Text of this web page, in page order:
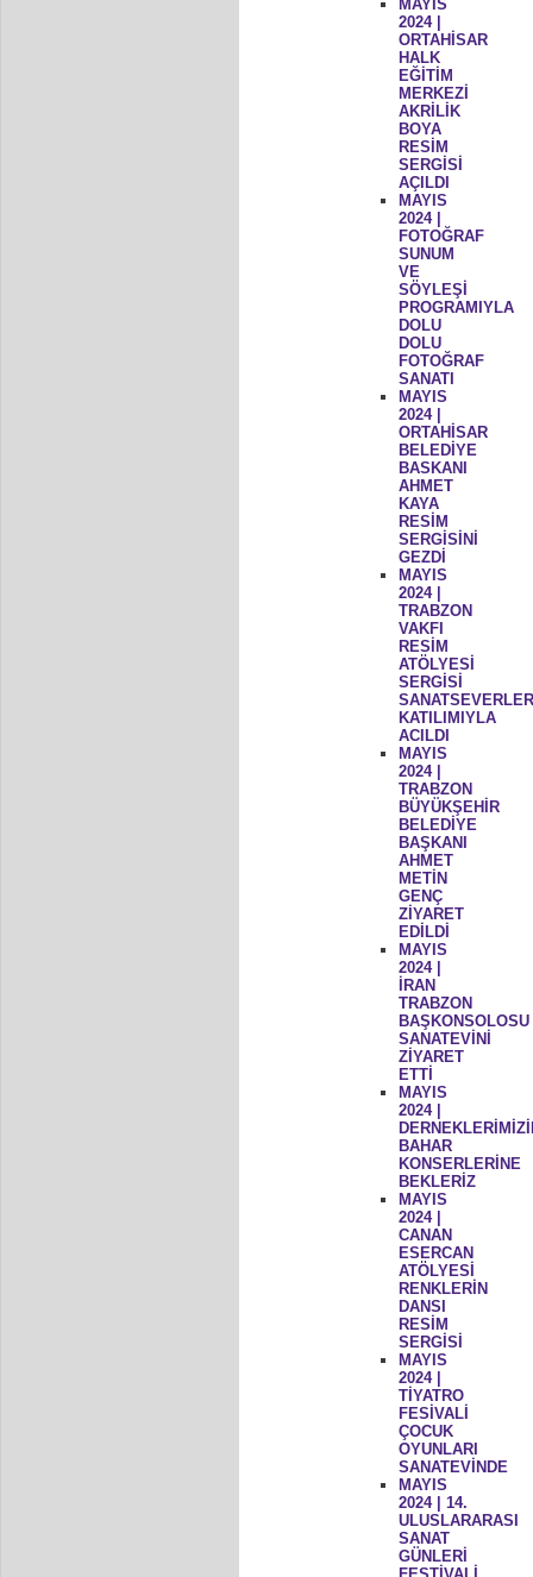
MAYIS
2024 |
ORTAHİSAR
HALK
EĞİTİM
MERKEZİ
AKRİLİK
BOYA
RESİM
SERGİSİ
AÇILDI
MAYIS
2024 |
FOTOĞRAF
SUNUM
VE
SÖYLEŞİ
PROGRAMIYLA
DOLU
DOLU
FOTOĞRAF
SANATI
MAYIS
2024 |
ORTAHİSAR
BELEDİYE
BASKANI
AHMET
KAYA
RESİM
SERGİSİNİ
GEZDİ
MAYIS
2024 |
TRABZON
VAKFI
RESİM
ATÖLYESİ
SERGİSİ
KATILIMIYLA
ACILDI
MAYIS
2024 |
TRABZON
BÜYÜKŞEHİR
BELEDİYE
BAŞKANI
AHMET
METİN
GENÇ
ZİYARET
EDİLDİ
MAYIS
2024 |
İRAN
TRABZON
BAŞKONSOLOSU
SANATEVİNİ
ZİYARET
ETTİ
MAYIS
2024 |
BAHAR
KONSERLERİNE
BEKLERİZ
MAYIS
2024 |
CANAN
ESERCAN
ATÖLYESİ
RENKLERİN
DANSI
RESİM
SERGİSİ
MAYIS
2024 |
TİYATRO
FESİVALİ
ÇOCUK
OYUNLARI
SANATEVİNDE
MAYIS
2024 | 14.
ULUSLARARASI
SANAT
GÜNLERİ